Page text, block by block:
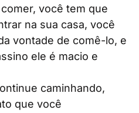
você tem que
na sua casa, você
vontade de comê-lo, e
ele é macio e
caminhando,
que você